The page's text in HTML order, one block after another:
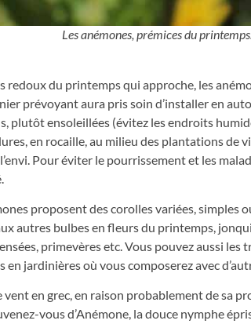
Les anémones, prémices du printemps.
du printemps qui approche, les
prévoyant aura pris soin d’installer en
plutôt ensoleillées (évitez les endroits
en rocaille, au milieu des plantations
Pour éviter le pourrissement et les
proposent des corolles variées,
autres bulbes en fleurs du printemps,
primevères etc. Vous pouvez aussi
jardinières où vous composerez avec
vent en grec, en raison probablement de sa
vous d’Anémone, la douce nymphe